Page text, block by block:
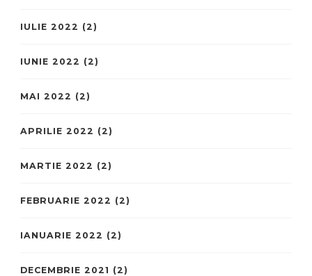
IULIE 2022 (2)
IUNIE 2022 (2)
MAI 2022 (2)
APRILIE 2022 (2)
MARTIE 2022 (2)
FEBRUARIE 2022 (2)
IANUARIE 2022 (2)
DECEMBRIE 2021 (2)